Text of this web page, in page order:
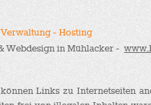
- Hosting
Webdesign in Mühlacker -
Links zu Internetseiten